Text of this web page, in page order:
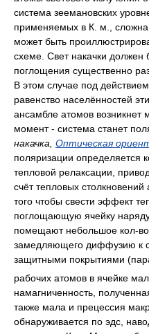
система зеемановских
применяемых в К. м.,
может быть
схеме. Свет накачки должен
поглощения существенно
В этом случае под
равенство населённостей
ансамбле атомов возникнет
момент - система станет
накачка, Оптическая
поляризации определяется
тепловой релаксации,
счёт тепловых
того чтобы свести эффект
поглощающую ячейку
помещают небольшое кол-во
замедляющего диффузию к
защитными покрытиями
рабочих атомов в ячейке
намагниченность,
также мала и прецессия
обнаруживается по эдс,